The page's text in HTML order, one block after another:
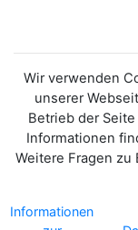
Wir verwenden
unserer
Betrieb der
Informationen
Weitere Fragen
Informationen